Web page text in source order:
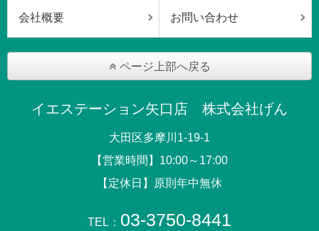
会社概要 お問い合わせ
ページ上部へ戻る
イエステーション矢口店 株式会社げん
大田区多摩川1-19-1
【営業時間】10:00～17:00
【定休日】原則年中無休
TEL： 03-3750-8441